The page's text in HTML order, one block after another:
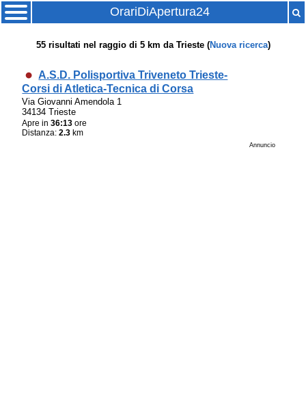
OrariDiApertura24
55risultati nel raggio di 5 km da Trieste (Nuova ricerca)
A.S.D. Polisportiva Triveneto Trieste-
Corsi di Atletica-Tecnica di Corsa
Via Giovanni Amendola 1
34134 Trieste
Apre in36:13 ore
Distanza:2.3 km
Annuncio